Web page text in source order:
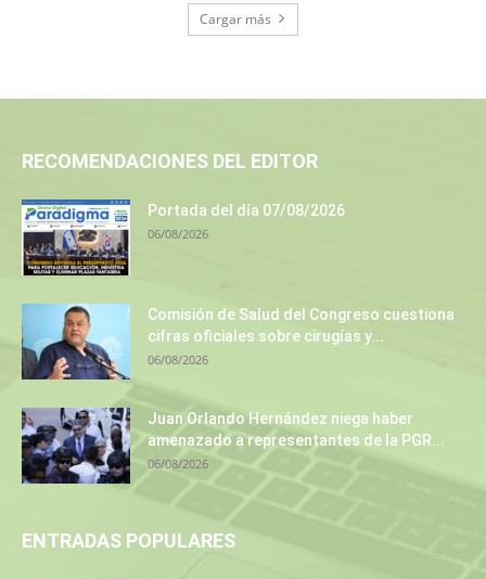
Cargar más
RECOMENDACIONES DEL EDITOR
Portada del día 07/08/2026
06/08/2026
Comisión de Salud del Congreso cuestiona
cifras oficiales sobre cirugías y...
06/08/2026
Juan Orlando Hernández niega haber
amenazado a representantes de la PGR...
06/08/2026
ENTRADAS POPULARES